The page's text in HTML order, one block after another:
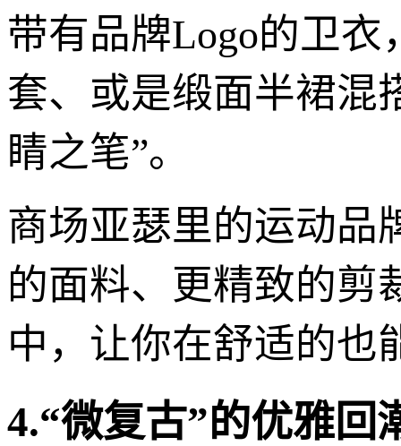
带有品牌Logo的卫
套、或是缎面半裙混
睛之笔”。
商场亚瑟里的运动品
的面料、更精致的剪
中，让你在舒适的也
4.“微复古”的优雅回